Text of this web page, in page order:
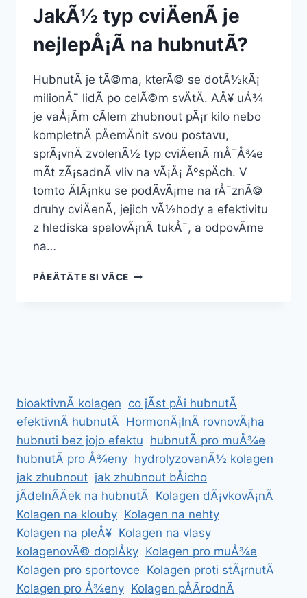
JakÃ½ typ cviÄenÃ­ je
nejlepÅ¡Ã­ na hubnutÃ­?
HubnutÃ­ je tÃ©ma, kterÃ© se dotÃ½kÃ¡
milionÅ¯ lidÃ­ po celÃ©m svÄtÄ. AÅ¥ uÅ¾
je vaÅ¡Ã­m cÃ­lem zhubnout pÃ¡r kilo nebo
kompletnÄ pÅemÄnit svou postavu,
sprÃ¡vnÄ zvolenÃ½ typ cviÄenÃ­ mÅ¯Å¾e
mÃ­t zÃ¡sadnÃ­ vliv na vÃ¡Å¡ ÃºspÄch. V
tomto ÄlÃ¡nku se podÃ­vÃ¡me na rÅ¯znÃ©
druhy cviÄenÃ­, jejich vÃ½hody a efektivitu
z hlediska spalovÃ¡nÃ­ tukÅ¯, a odpovÃ­me
na…
PÅEÄTÄTE SI VÃ­CEJAKÃ½
bioaktivnÃ­ kolagen co jÃ­st pÅi hubnutÃ­
efektivnÃ­ hubnutÃ­ HormonÃ¡lnÃ­ rovnovÃ¡ha
hubnuti bez jojo efektu hubnutÃ­ pro muÅ¾e
hubnutÃ­ pro Å¾eny hydrolyzovanÃ½ kolagen
jak zhubnout jak zhubnout bÅicho
jÃ­delnÃ­Äek na hubnutÃ­ Kolagen dÃ¡vkovÃ¡nÃ­
Kolagen na klouby Kolagen na nehty
Kolagen na pleÅ¥ Kolagen na vlasy
kolagenovÃ© doplÅky Kolagen pro muÅ¾e
Kolagen pro sportovce Kolagen proti stÃ¡rnutÃ­
Kolagen pro Å¾eny Kolagen pÅÃ­rodnÃ­